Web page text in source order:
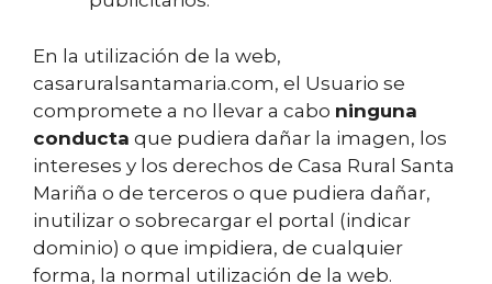
En la utilización de la web,
casaruralsantamaria.com, el Usuario se
compromete a no llevar a cabo ninguna
conducta que pudiera dañar la imagen, los
intereses y los derechos de Casa Rural Santa
Mariña o de terceros o que pudiera dañar,
inutilizar o sobrecargar el portal (indicar
dominio) o que impidiera, de cualquier
forma, la normal utilización de la web.